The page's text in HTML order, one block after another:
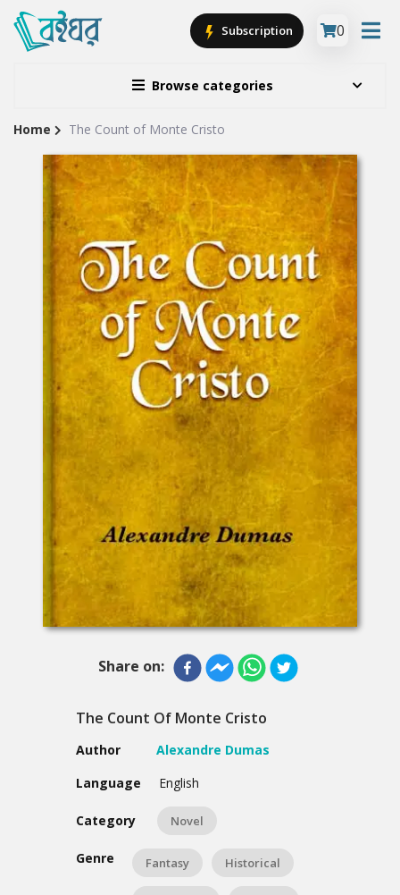
Browse categories
Subscription 0
Site
Breadcrumb
Home The Count of Monte Cristo
Share on:
The Count Of Monte Cristo
Author
Alexandre Dumas
Language
English
Category Novel
Genre Fantasy Historical